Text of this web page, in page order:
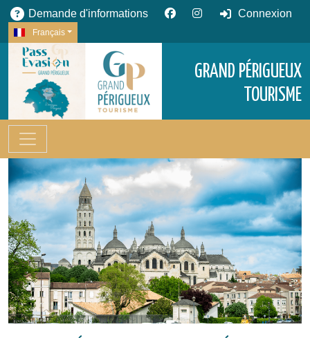
Demande d'informations Connexion
Français
GRAND PÉRIGUEUX
TOURISME